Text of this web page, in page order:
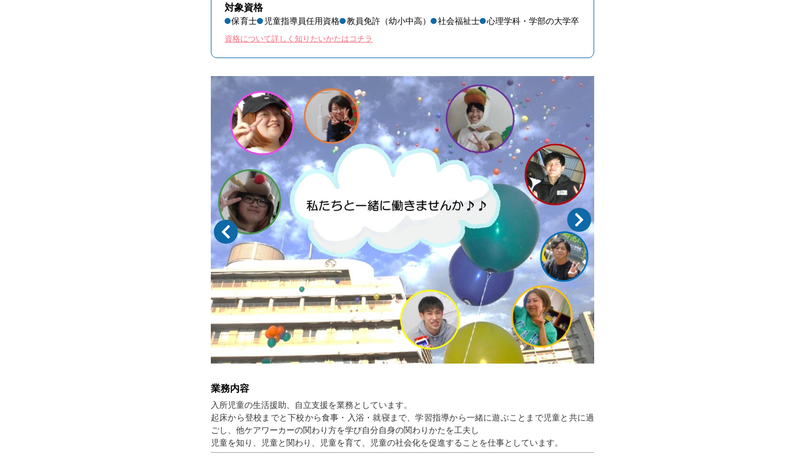
対象資格
保育士 児童指導員任用資格 教員免許（幼小中高） 社会福祉士 心理学科・学部の大学卒
資格について詳しく知りたいかたはコチラ
業務内容
入所児童の生活援助、自立支援を業務としています。
起床から登校までと下校から食事・入浴・就寝まで、学習指導から一緒に遊ぶことまで児童と共に過
ごし、他ケアワーカーの関わり方を学び自分自身の関わりかたを工夫し
児童を知り、児童と関わり、児童を育て、児童の社会化を促進することを仕事としています。